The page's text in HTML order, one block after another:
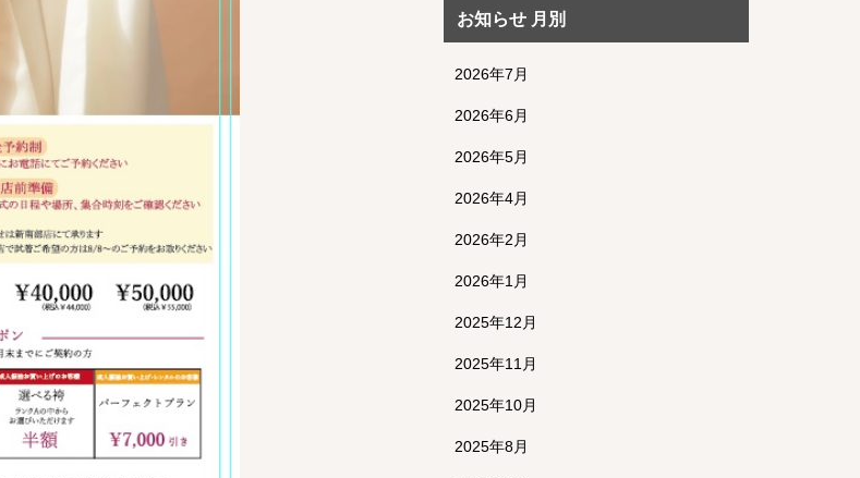
お知らせ 月別
2026年7月
2026年6月
2026年5月
2026年4月
2026年2月
2026年1月
2025年12月
2025年11月
2025年10月
2025年8月